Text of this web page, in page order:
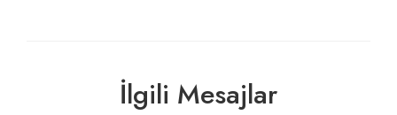
İlgili Mesajlar